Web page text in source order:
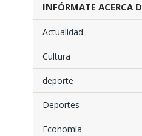
INFÓRMATE ACERCA
Actualidad
Cultura
deporte
Deportes
Economía